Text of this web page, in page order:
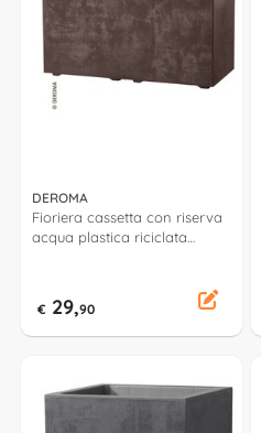
DEROMA
Fioriera cassetta con riserva
acqua plastica riciclata
€ 29,90